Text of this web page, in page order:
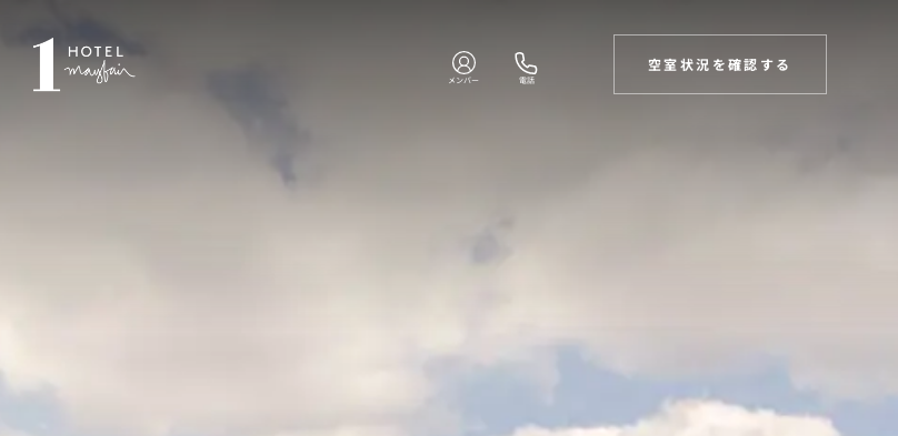
メンバー 電話
空室状況を確認する